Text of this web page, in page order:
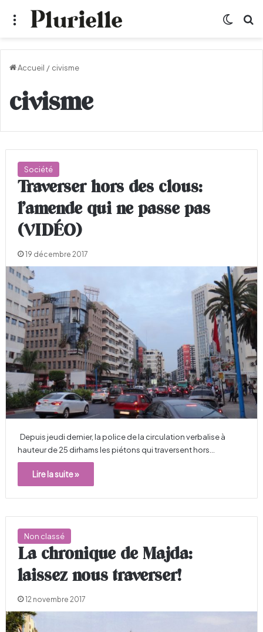
Menu
Accueil / civisme
civisme
Société
Traverser hors des clous:
l’amende qui ne passe pas
(VIDÉO)
19 décembre 2017
Depuis jeudi dernier, la police de la circulation verbalise à
hauteur de 25 dirhams les piétons qui traversent hors…
Lire la suite »
Non classé
La chronique de Majda:
laissez nous traverser!
12 novembre 2017